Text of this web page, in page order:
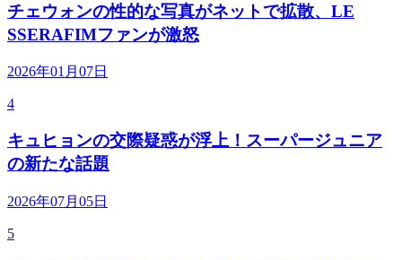
チェウォンの性的な写真がネットで拡散、LE
SSERAFIMファンが激怒
2026年01月07日
4
キュヒョンの交際疑惑が浮上！スーパージュニア
の新たな話題
2026年07月05日
5